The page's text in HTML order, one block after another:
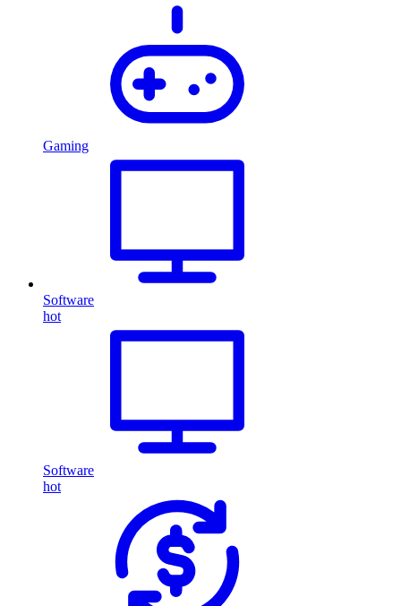
Gaming
Software
hot
Software
hot